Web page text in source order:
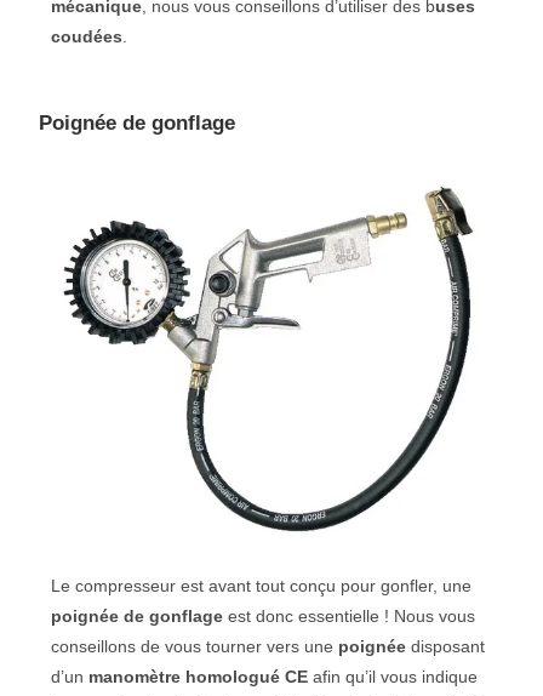
mécanique, nous vous conseillons d’utiliser des buses
coudées.
Poignée de gonflage
Le compresseur est avant tout conçu pour gonfler, une
poignée de gonflage est donc essentielle ! Nous vous
conseillons de vous tourner vers une poignée disposant
d’un manomètre homologué CE afin qu’il vous indique